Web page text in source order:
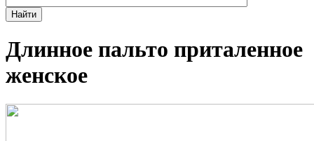
Длинное пальто приталенное
женское